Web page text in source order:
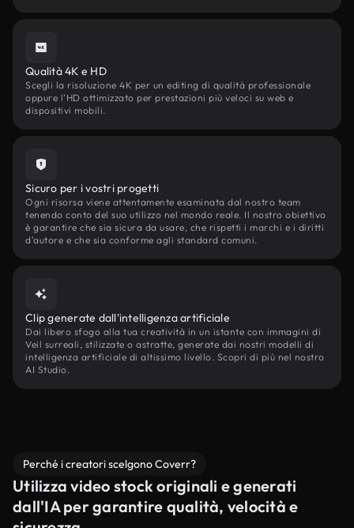
Qualità 4K e HD
Scegli la risoluzione 4K per un editing di qualità professionale
oppure l'HD ottimizzato per prestazioni più veloci su web e
dispositivi mobili.
Sicuro per i vostri progetti
Ogni risorsa viene attentamente esaminata dal nostro team
tenendo conto del suo utilizzo nel mondo reale. Il nostro obiettivo
è garantire che sia sicura da usare, che rispetti i marchi e i diritti
d'autore e che sia conforme agli standard comuni.
Clip generate dall'intelligenza artificiale
Dai libero sfogo alla tua creatività in un istante con immagini di
Veil surreali, stilizzate o astratte, generate dai nostri modelli di
intelligenza artificiale di altissimo livello. Scopri di più nel nostro
AI Studio.
Perché i creatori scelgono Coverr?
Utilizza video stock originali e generati
dall'IA per garantire qualità, velocità e